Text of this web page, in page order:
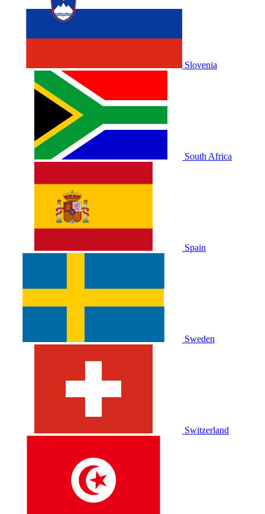
Slovenia
South Africa
Spain
Sweden
Switzerland